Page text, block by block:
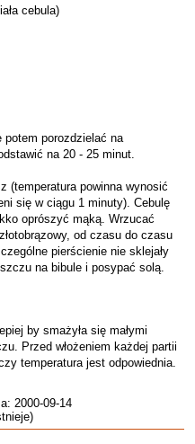
cebula)
porozdzielać na
na 20 - 25 minut.
(temperatura powinna wynosić
się w ciągu 1 minuty). Cebulę
oprószyć mąką. Wrzucać
od czasu do czasu
pierścienie nie sklejały
na bibule i posypać solą.
by smażyła się małymi
Przed włożeniem każdej partii
temperatura jest odpowiednia.
2000-09-14